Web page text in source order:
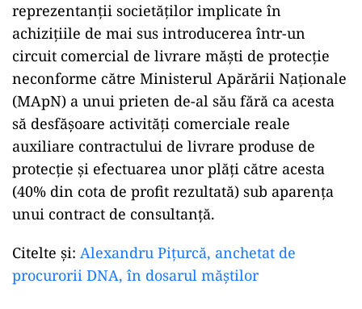
reprezentanţii societăţilor implicate în
achiziţiile de mai sus introducerea într-un
circuit comercial de livrare măşti de protecţie
neconforme către Ministerul Apărării Naţionale
(MApN) a unui prieten de-al său fără ca acesta
să desfăşoare activităţi comerciale reale
auxiliare contractului de livrare produse de
protecţie şi efectuarea unor plăţi către acesta
(40% din cota de profit rezultată) sub aparenţa
unui contract de consultanţă.
Citelte și: Alexandru Pițurcă, anchetat de
procurorii DNA, în dosarul măștilor